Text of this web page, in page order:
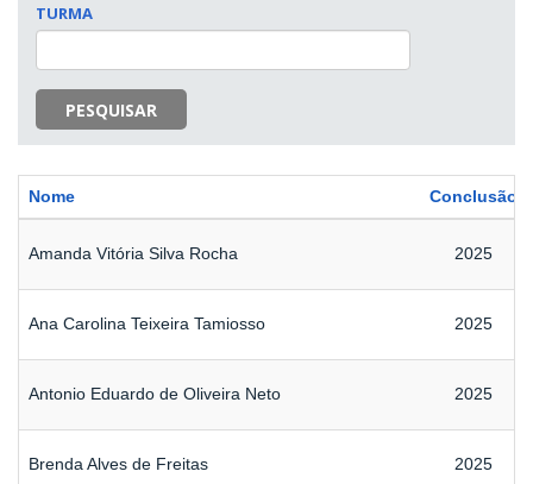
TURMA
PESQUISAR
Nome Conclusão
Amanda Vitória Silva Rocha 2025
Ana Carolina Teixeira Tamiosso 2025
Antonio Eduardo de Oliveira Neto 2025
Brenda Alves de Freitas 2025